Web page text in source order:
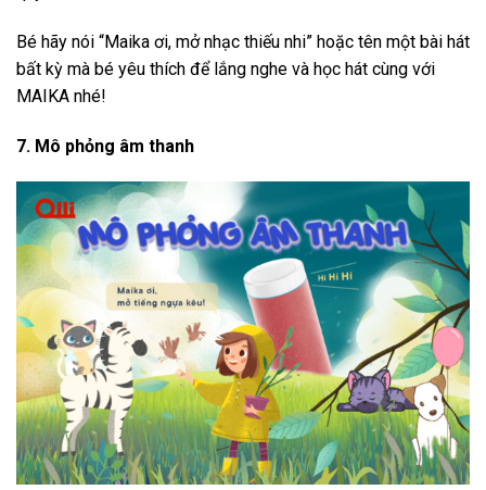
Bé hãy nói “Maika ơi, mở nhạc thiếu nhi” hoặc tên một bài hát
bất kỳ mà bé yêu thích để lắng nghe và học hát cùng với
MAIKA nhé!
7. Mô phỏng âm thanh